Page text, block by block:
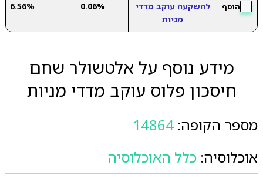
הוסף
להשקעה עוקב מדדי
מניות
0.06%
6.56%
מידע נוסף על אלטשולר שחם
חיסכון פלוס עוקב מדדי מניות
מספר הקופה: 14864
אוכלוסיה: כלל האוכלוסיה